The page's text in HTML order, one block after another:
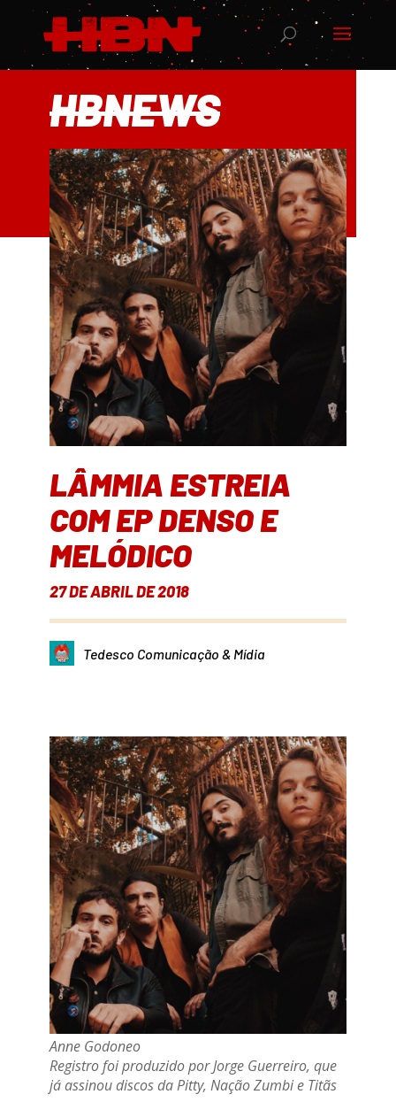
HBNEWS
LÂMMIA ESTREIA
COM EP DENSO E
MELÓDICO
27 DE ABRIL DE 2018
Tedesco Comunicação & Mídia
Anne Godoneo
Registro foi produzido por Jorge Guerreiro, que
já assinou discos da Pitty, Nação Zumbi e Titãs